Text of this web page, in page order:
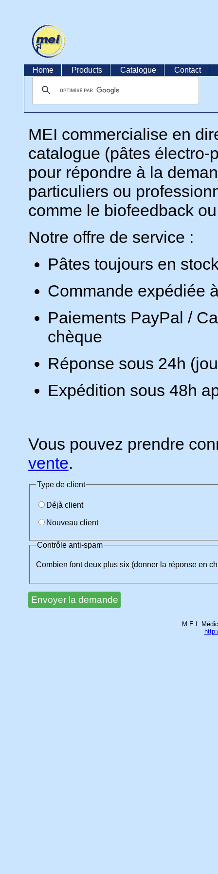
Home Products Catalogue Contact
MEI commercialise en
catalogue (pâtes
pour répondre à la
particuliers ou
comme le biofeedback
Notre offre de service :
Pâtes toujours en
Commande expédiée
Paiements PayPal /
chèque
Réponse sous 24h
Expédition sous 48h
Vous pouvez prendre
vente.
Type de client
Déjà client
Nouveau client
Contrôle anti-spam
Combien font deux plus six (donner la réponse en
M.E.I.